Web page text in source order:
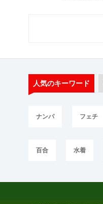
人気のキーワード
ナンパ フェチ
百合 水着